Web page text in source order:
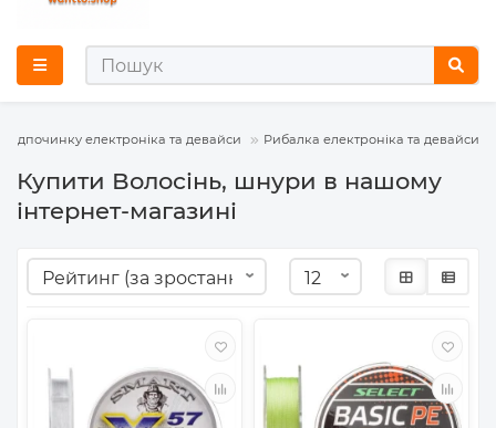
відпочинку електроніка та девайси Рибалка електроніка та девайси
Купити Волосінь, шнури в нашому
інтернет-магазині